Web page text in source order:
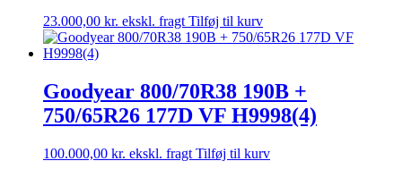
23.000,00 kr. ekskl. fragt Tilføj til kurv
Goodyear 800/70R38 190B +
750/65R26 177D VF H9998(4)
100.000,00 kr. ekskl. fragt Tilføj til kurv